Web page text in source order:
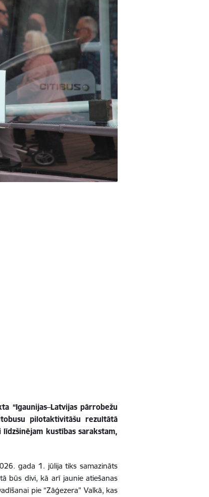
“Igaunijas–Latvijas pārrobežu
pilotaktivitāšu rezultātā
kustības sarakstam,
gada 1. jūlija tiks samazināts
būs divi, kā arī jaunie atiešanas
pie “Zāģezera” Valkā, kas